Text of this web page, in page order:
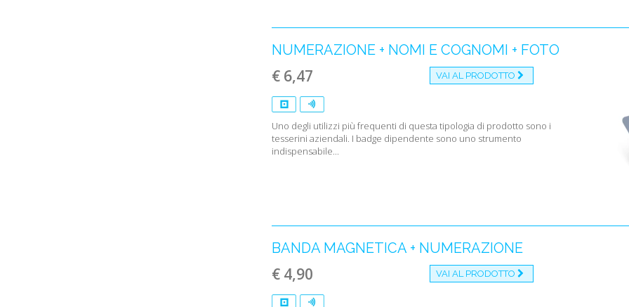
NUMERAZIONE + NOMI E COGNOMI + FOTO
€ 6,47 VAI AL PRODOTTO
Uno degli utilizzi più frequenti di questa tipologia di prodotto sono i
tesserini aziendali. I badge dipendente sono uno strumento
indispensabile...
BANDA MAGNETICA + NUMERAZIONE
€ 4,90 VAI AL PRODOTTO